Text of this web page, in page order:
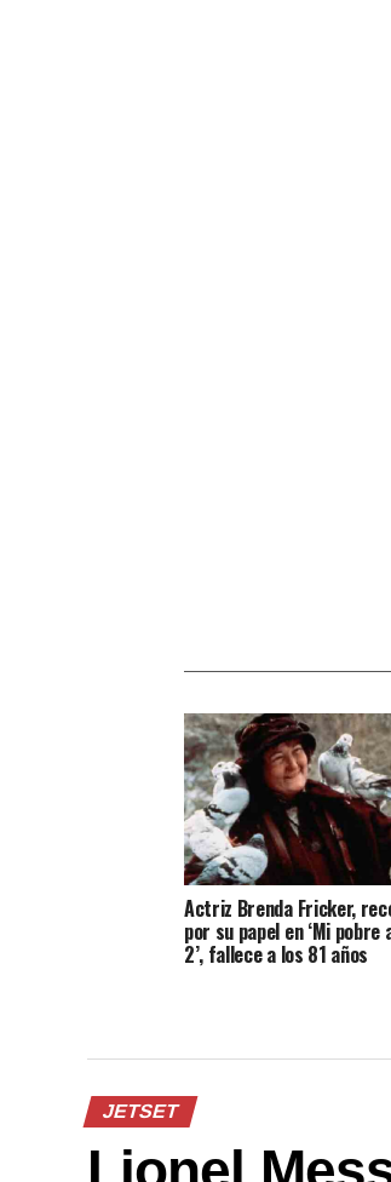
Actriz Brenda Fricker,
por su papel en ‘Mi pobre
2’, fallece a los 81 años
JETSET
Lionel